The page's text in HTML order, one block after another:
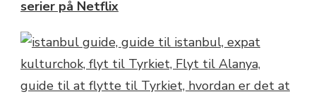
serier på Netflix